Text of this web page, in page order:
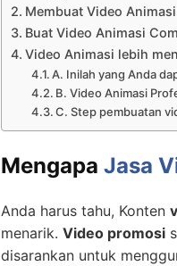
Membuat Video
Buat Video Animasi
Video Animasi lebih
A. Inilah yang Anda
B. Video Animasi
C. Step pembuatan
Mengapa Jasa
Anda harus tahu, Konten
menarik. Video promosi
disarankan untuk